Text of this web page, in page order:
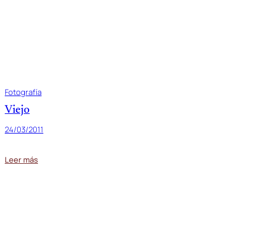
Fotografía
Viejo
24/03/2011
Leer más